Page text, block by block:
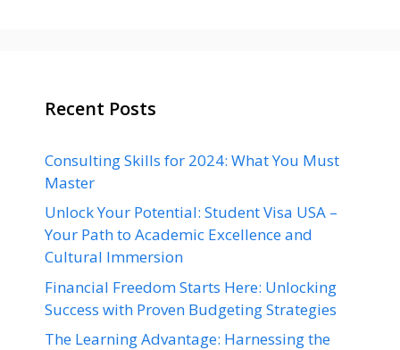
Recent Posts
Consulting Skills for 2024: What You Must
Master
Unlock Your Potential: Student Visa USA –
Your Path to Academic Excellence and
Cultural Immersion
Financial Freedom Starts Here: Unlocking
Success with Proven Budgeting Strategies
The Learning Advantage: Harnessing the